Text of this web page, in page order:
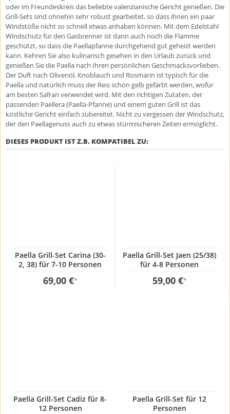
oder im Freundeskreis das beliebte valenzianische Gericht genießen. Die
Grill-Sets sind ohnehin sehr robust gearbeitet, so dass ihnen ein paar
Windstöße nicht so schnell etwas anhaben können. Mit dem Edelstahl
Windschutz für den Gasbrenner ist dann auch noch die Flamme
geschützt, so dass die Paellapfanne durchgehend gut geheizt werden
kann. Kehren Sie also kulinarisch gesehen in den Urlaub zurück und
genießen Sie die Paella nach Ihren persönlichen Geschmacksvorlieben.
Der Duft nach Olivenöl, Knoblauch und Rosmarin ist typisch für die
Paella und natürlich muss der Reis schön gelb gefärbt werden, wofür
am besten Safran verwendet wird. Mit den richtigen Zutaten, der
passenden Paellera (Paella-Pfanne) und einem guten Grill ist das
köstliche Gericht einfach zubereitet. Nicht zu vergessen der Windschutz,
der den Paellagenuss auch zu etwas stürmischeren Zeiten ermöglicht.
DIESES PRODUKT IST Z.B. KOMPATIBEL ZU:
Paella Grill-Set Carina (30-
2, 38) für 7-10 Personen
69,00 €*
Paella Grill-Set Jaen (25/38)
für 4-8 Personen
59,00 €*
Paella Grill-Set Cadiz für 8-
12 Personen
Paella Grill-Set für 12
Personen